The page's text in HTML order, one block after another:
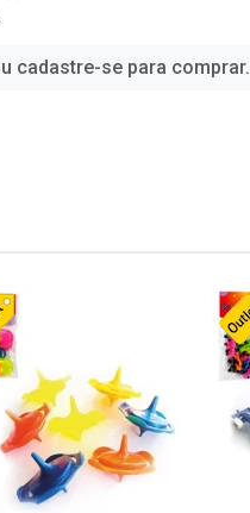
cadastre-se para comprar.